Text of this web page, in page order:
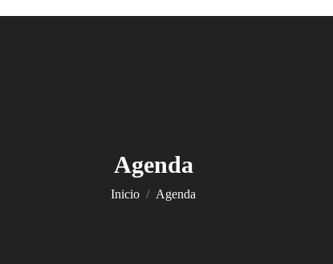
Agenda
Estás aquí:
Inicio
Agenda